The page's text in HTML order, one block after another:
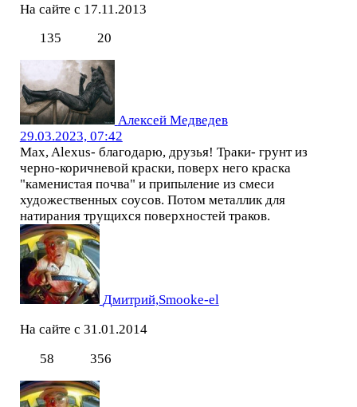
На сайте с 17.11.2013
135
20
Алексей Медведев
29.03.2023, 07:42
Max, Alexus- благодарю, друзья! Траки- грунт из
черно-коричневой краски, поверх него краска
"каменистая почва" и припыление из смеси
художественных соусов. Потом металлик для
натирания трущихся поверхностей траков.
Дмитрий,Smooke-el
На сайте с 31.01.2014
58
356